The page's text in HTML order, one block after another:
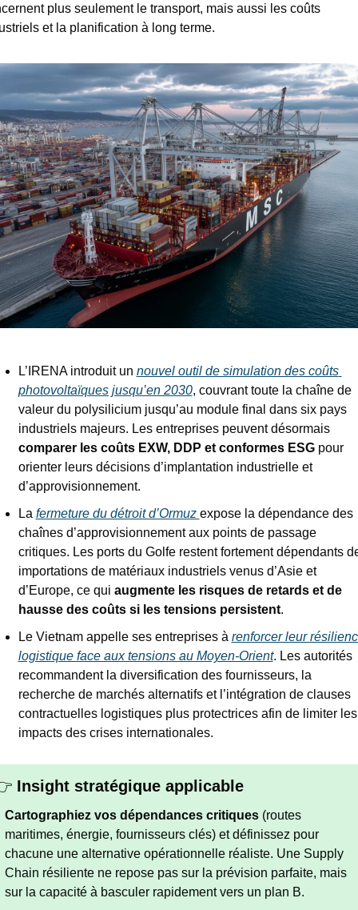
plus seulement le transport, mais aussi les coûts
et la planification à long terme.
L’IRENA introduit un nouvel outil de simulation des coûts
photovoltaïques jusqu’en 2030, couvrant toute la chaîne de
valeur du polysilicium jusqu’au module final dans six pays
industriels majeurs. Les entreprises peuvent désormais
comparer les coûts EXW, DDP et conformes ESG pour
orienter leurs décisions d’implantation industrielle et
d’approvisionnement.
La fermeture du détroit d’Ormuz expose la dépendance des
chaînes d’approvisionnement aux points de passage
critiques. Les ports du Golfe restent fortement dépendants
importations de matériaux industriels venus d’Asie et
d’Europe, ce qui augmente les risques de retards et de
hausse des coûts si les tensions persistent.
Le Vietnam appelle ses entreprises à renforcer leur
logistique face aux tensions au Moyen-Orient. Les autorités
recommandent la diversification des fournisseurs, la
recherche de marchés alternatifs et l’intégration de clauses
contractuelles logistiques plus protectrices afin de limiter les
impacts des crises internationales.
Insight stratégique applicable
Cartographiez vos dépendances critiques (routes
maritimes, énergie, fournisseurs clés) et définissez pour
chacune une alternative opérationnelle réaliste. Une Supply
Chain résiliente ne repose pas sur la prévision parfaite, mais
sur la capacité à basculer rapidement vers un plan B.